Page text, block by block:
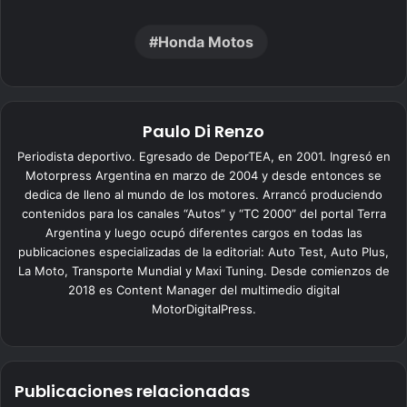
Honda Motos
Paulo Di Renzo
Periodista deportivo. Egresado de DeporTEA, en 2001. Ingresó en
Motorpress Argentina en marzo de 2004 y desde entonces se
dedica de lleno al mundo de los motores. Arrancó produciendo
contenidos para los canales “Autos” y “TC 2000” del portal Terra
Argentina y luego ocupó diferentes cargos en todas las
publicaciones especializadas de la editorial: Auto Test, Auto Plus,
La Moto, Transporte Mundial y Maxi Tuning. Desde comienzos de
2018 es Content Manager del multimedio digital
MotorDigitalPress.
Publicaciones relacionadas